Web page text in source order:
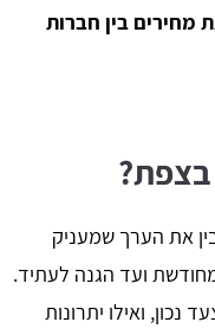
מחירים בין חברות
בצפת?
את הערך שמעניק
ועד הגנה לעתיד.
נכון, ואילו יתרונות